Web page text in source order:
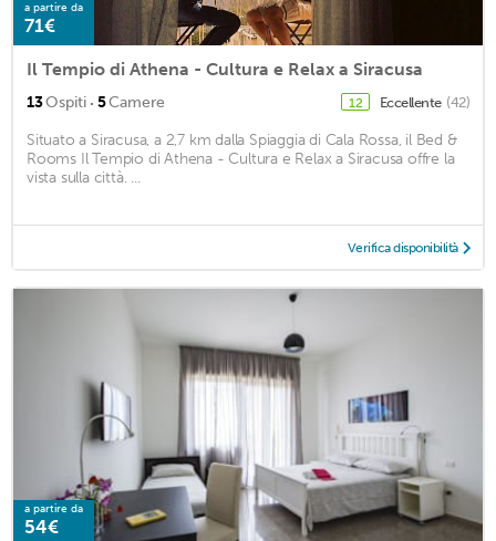
a partire da
71€
Il Tempio di Athena - Cultura e Relax a Siracusa
13Ospiti · 5Camere 12 Eccellente (42)
Situato a Siracusa, a 2,7 km dalla Spiaggia di Cala Rossa, il Bed &
Rooms Il Tempio di Athena - Cultura e Relax a Siracusa offre la
vista sulla città. ...
Verifica disponibilità
a partire da
54€